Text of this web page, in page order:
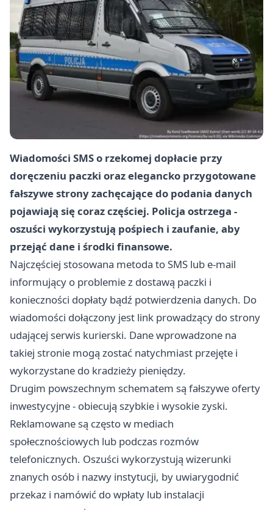
Wiadomości SMS o rzekomej dopłacie przy
doręczeniu paczki oraz elegancko przygotowane
fałszywe strony zachęcające do podania danych
pojawiają się coraz częściej. Policja ostrzega -
oszuści wykorzystują pośpiech i zaufanie, aby
przejąć dane i środki finansowe.
Najczęściej stosowana metoda to SMS lub e-mail
informujący o problemie z dostawą paczki i
konieczności dopłaty bądź potwierdzenia danych. Do
wiadomości dołączony jest link prowadzący do strony
udającej serwis kurierski. Dane wprowadzone na
takiej stronie mogą zostać natychmiast przejęte i
wykorzystane do kradzieży pieniędzy.
Drugim powszechnym schematem są fałszywe oferty
inwestycyjne - obiecują szybkie i wysokie zyski.
Reklamowane są często w mediach
społecznościowych lub podczas rozmów
telefonicznych. Oszuści wykorzystują wizerunki
znanych osób i nazwy instytucji, by uwiarygodnić
przekaz i namówić do wpłaty lub instalacji